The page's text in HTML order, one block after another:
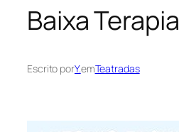
Baixa Terapia
Escrito porY.emTeatradas